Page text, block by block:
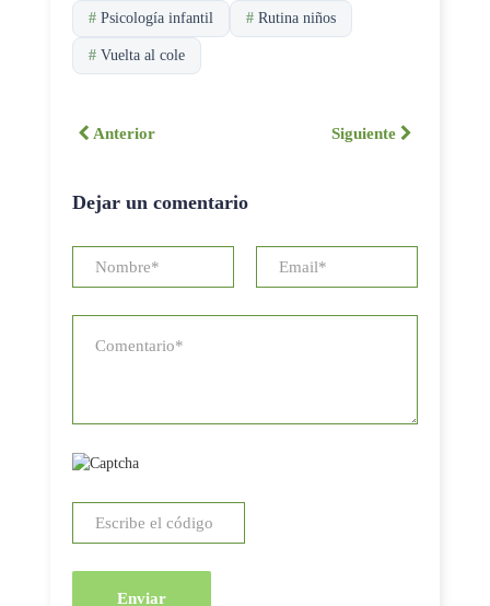
# Psicología infantil # Rutina niños
# Vuelta al cole
Anterior Siguiente
Dejar un comentario
Enviar